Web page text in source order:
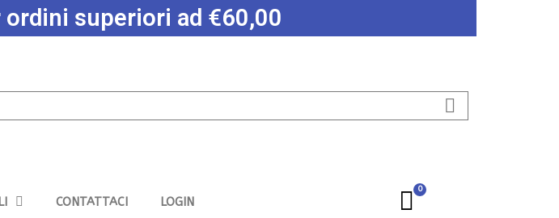
superiori ad €60,00
CONTATTACI LOGIN